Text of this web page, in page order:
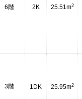
6階 2K 25.51m2
3階 1DK 25.95m2